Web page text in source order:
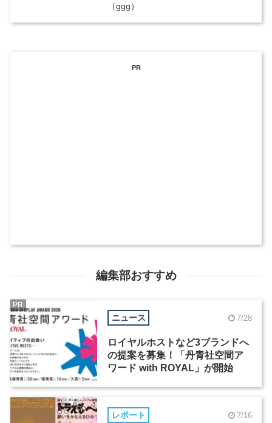
（ggg）
PR
編集部おすすめ
ニュース 7/28
ロイヤルホストなど3ブランドへ
の提案を募集！「丹青社空間ア
ワード with ROYAL」が開始
PR
レポート 7/16